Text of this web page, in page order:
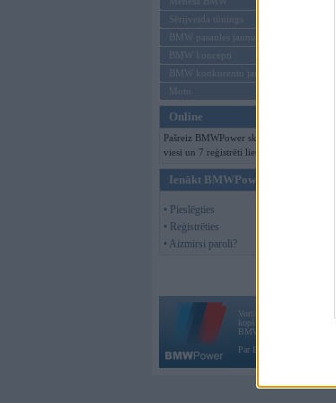
Sērijveida tūnings
BMW pasaules jaunumi
BMW koncepti
BMW konkurentu jaunumi
Moto
Online
Pašreiz BMWPower skatās 136
viesi un 7 reģistrēti lietotāji.
Ienākt BMWPower
• Pieslēgties
• Reģistrēties
• Aizmirsi paroli?
Vortāls BMWPower.lv
kopš 2002. gada 14.
BMW AG.
Par BMWPower